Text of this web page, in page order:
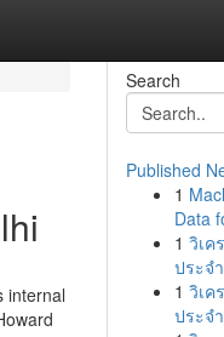
internal
Search
Published
1
Data
1 วิเค
ประจ
1 วิเค
ประจ